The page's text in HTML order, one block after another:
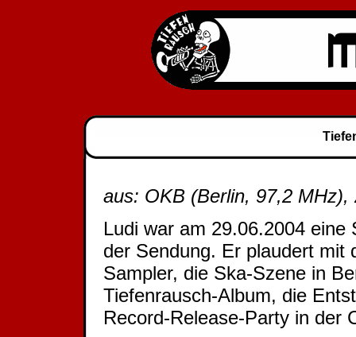
aus: OKB (Berlin, 97,2 MHz),
Ludi war am 29.06.2004
der Sendung. Er plaudert mit
Sampler, die Ska-Szene in
Tiefenrausch-Album, die
Record-Release-Party in der